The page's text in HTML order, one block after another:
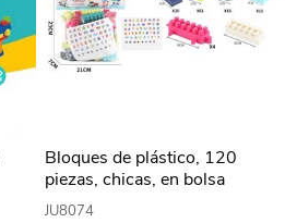
Bloques de plástico, 120
piezas, chicas, en bolsa
JU8074